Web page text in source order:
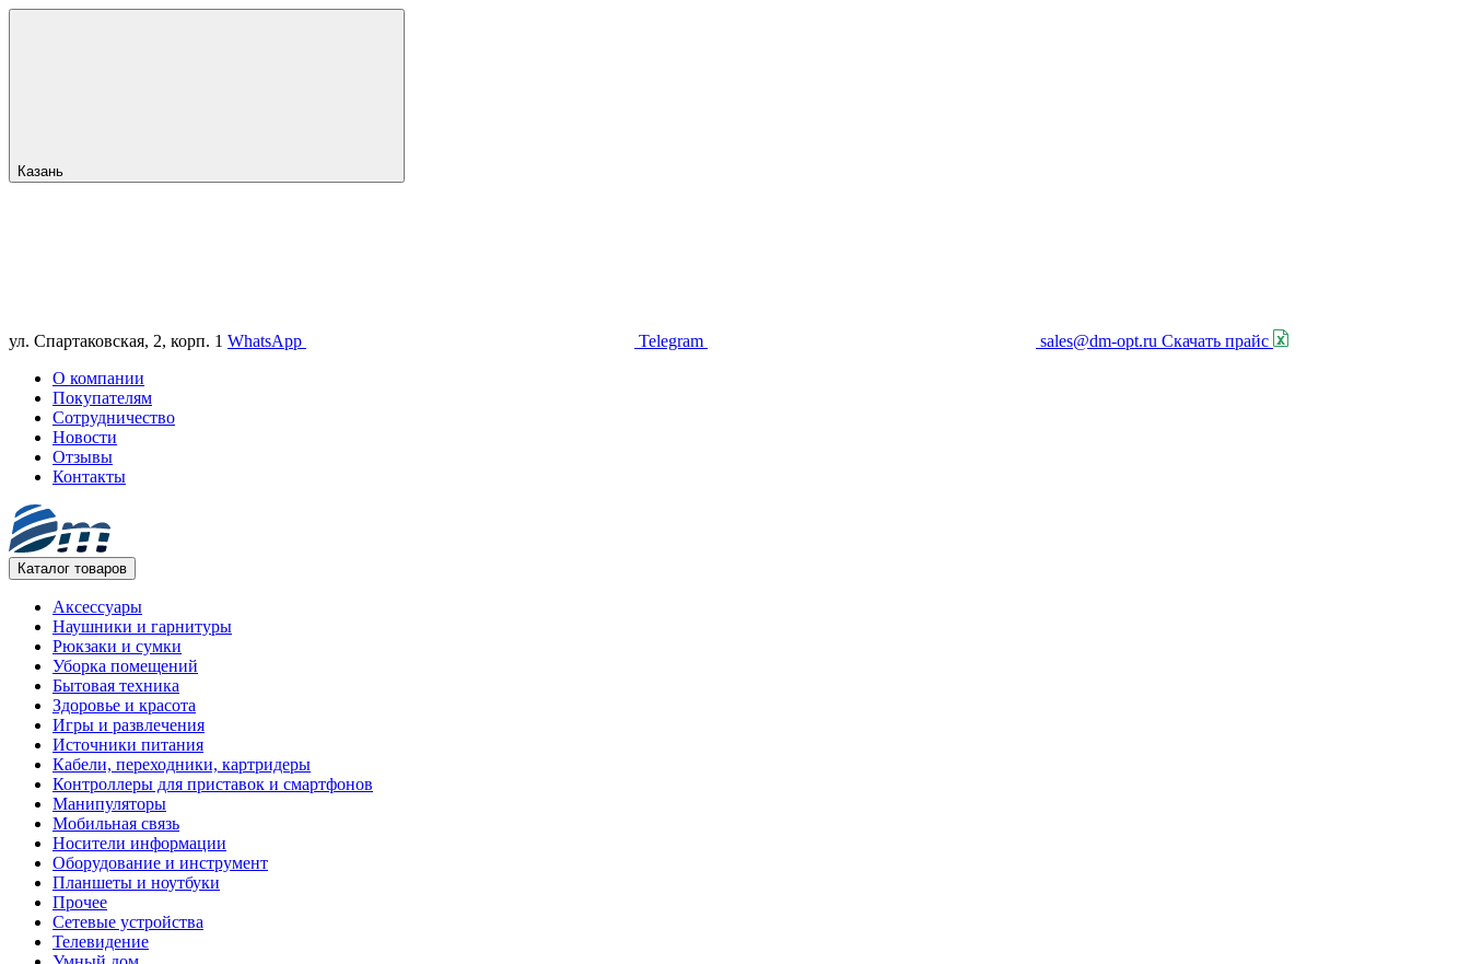
Казань
ул. Спартаковская, 2, корп. 1 WhatsApp Telegram sales@dm-opt.ru Скачать прайс
О компании
Покупателям
Сотрудничество
Новости
Отзывы
Контакты
Каталог товаров
Аксессуары
Наушники и гарнитуры
Рюкзаки и сумки
Уборка помещений
Бытовая техника
Здоровье и красота
Игры и развлечения
Источники питания
Кабели, переходники, картридеры
Контроллеры для приставок и смартфонов
Манипуляторы
Мобильная связь
Носители информации
Оборудование и инструмент
Планшеты и ноутбуки
Прочее
Сетевые устройства
Телевидение